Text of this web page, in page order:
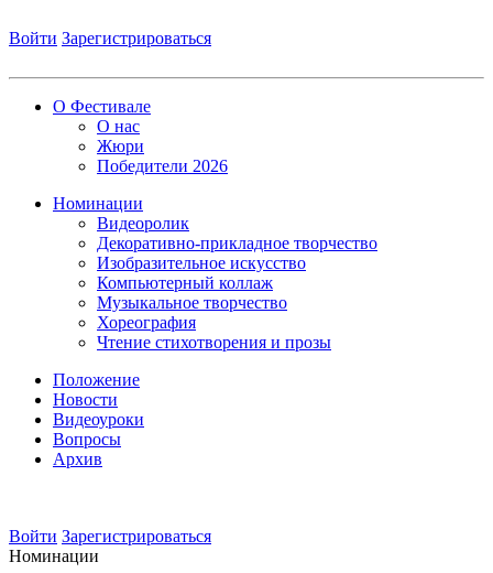
Войти Зарегистрироваться
О Фестивале
О нас
Жюри
Победители 2026
Номинации
Видеоролик
Декоративно-прикладное творчество
Изобразительное искусство
Компьютерный коллаж
Музыкальное творчество
Хореография
Чтение стихотворения и прозы
Положение
Новости
Видеоуроки
Вопросы
Архив
Войти Зарегистрироваться
Номинации